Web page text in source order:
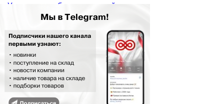
Услуги по сублимационной печати